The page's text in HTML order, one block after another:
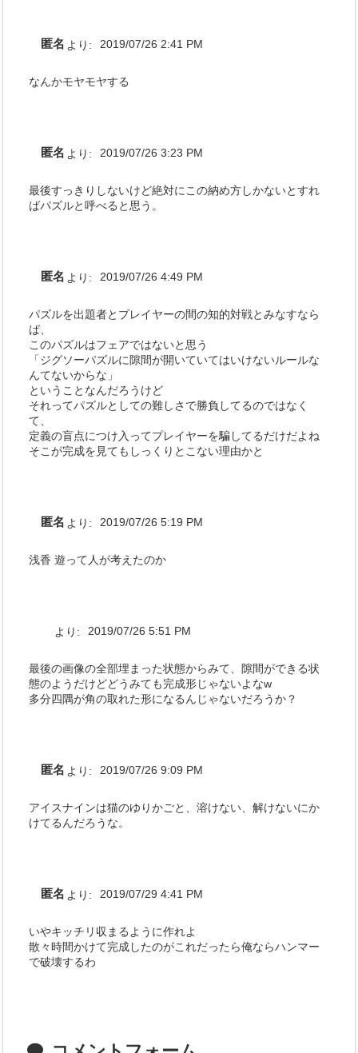
匿名 より: 2019/07/26 2:41 PM
なんかモヤモヤする
匿名 より: 2019/07/26 3:23 PM
最後すっきりしないけど絶対にこの納め方しかないとすれ
ばパズルと呼べると思う。
匿名 より: 2019/07/26 4:49 PM
パズルを出題者とプレイヤーの間の知的対戦とみなすなら
ば、
このパズルはフェアではないと思う
「ジグソーパズルに隙間が開いていてはいけないルールな
んてないからな」
ということなんだろうけど
それってパズルとしての難しさで勝負してるのではなく
て、
定義の盲点につけ入ってプレイヤーを騙してるだけだよね
そこが完成を見てもしっくりとこない理由かと
匿名 より: 2019/07/26 5:19 PM
浅香 遊って人が考えたのか
より: 2019/07/26 5:51 PM
最後の画像の全部埋まった状態からみて、隙間ができる状
態のようだけどどうみても完成形じゃないよなw
多分四隅が角の取れた形になるんじゃないだろうか？
匿名 より: 2019/07/26 9:09 PM
アイスナインは猫のゆりかごと、溶けない、解けないにか
けてるんだろうな。
匿名 より: 2019/07/29 4:41 PM
いやキッチリ収まるように作れよ
散々時間かけて完成したのがこれだったら俺ならハンマー
で破壊するわ